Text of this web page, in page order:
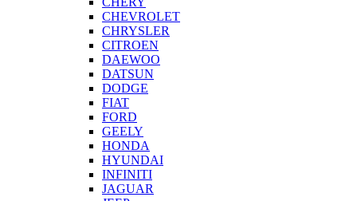
CHEVROLET
CHRYSLER
CITROEN
DAEWOO
DATSUN
DODGE
FIAT
FORD
GEELY
HONDA
HYUNDAI
INFINITI
JAGUAR